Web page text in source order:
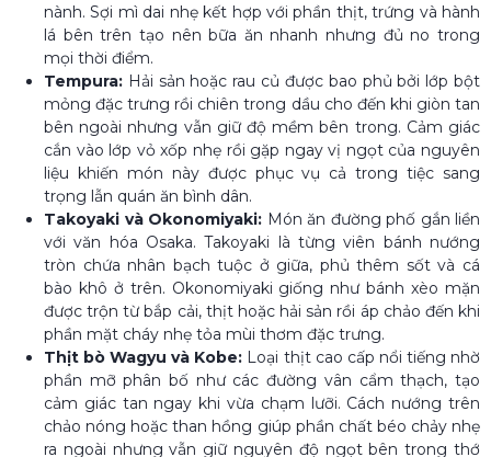
nành. Sợi mì dai nhẹ kết hợp với phần thịt, trứng và hành
lá bên trên tạo nên bữa ăn nhanh nhưng đủ no trong
mọi thời điểm.
Tempura: Hải sản hoặc rau củ được bao phủ bởi lớp bột
mỏng đặc trưng rồi chiên trong dầu cho đến khi giòn tan
bên ngoài nhưng vẫn giữ độ mềm bên trong. Cảm giác
cắn vào lớp vỏ xốp nhẹ rồi gặp ngay vị ngọt của nguyên
liệu khiến món này được phục vụ cả trong tiệc sang
trọng lẫn quán ăn bình dân.
Takoyaki và Okonomiyaki: Món ăn đường phố gắn liền
với văn hóa Osaka. Takoyaki là từng viên bánh nướng
tròn chứa nhân bạch tuộc ở giữa, phủ thêm sốt và cá
bào khô ở trên. Okonomiyaki giống như bánh xèo mặn
được trộn từ bắp cải, thịt hoặc hải sản rồi áp chảo đến khi
phần mặt cháy nhẹ tỏa mùi thơm đặc trưng.
Thịt bò Wagyu và Kobe: Loại thịt cao cấp nổi tiếng nhờ
phần mỡ phân bố như các đường vân cẩm thạch, tạo
cảm giác tan ngay khi vừa chạm lưỡi. Cách nướng trên
chảo nóng hoặc than hồng giúp phần chất béo chảy nhẹ
ra ngoài nhưng vẫn giữ nguyên độ ngọt bên trong thớ